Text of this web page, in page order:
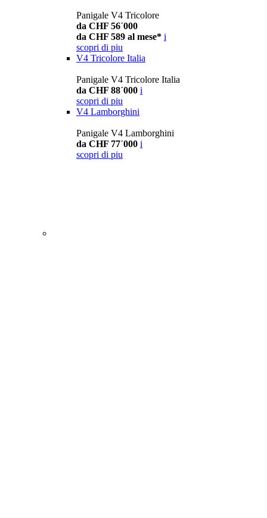
Panigale V4 Tricolore
da CHF 56´000
da CHF 589 al mese* i
scopri di piu
V4 Tricolore Italia
Panigale V4 Tricolore Italia
da CHF 88´000 i
scopri di piu
V4 Lamborghini
Panigale V4 Lamborghini
da CHF 77´000 i
scopri di piu